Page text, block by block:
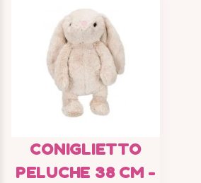
CONIGLIETTO
PELUCHE 38 CM -